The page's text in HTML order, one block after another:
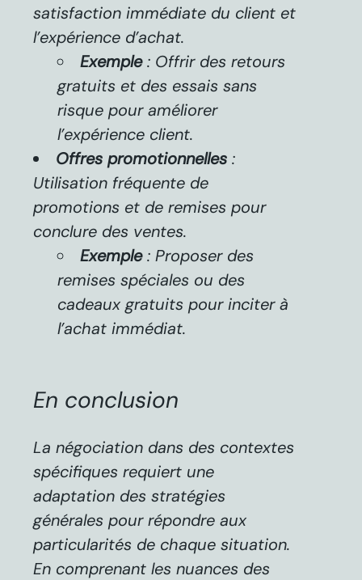
satisfaction immédiate du client et
l’expérience d’achat.
Exemple: Offrir des retours
gratuits et des essais sans
risque pour améliorer
l’expérience client.
Offres promotionnelles :
Utilisation fréquente de
promotions et de remises pour
conclure des ventes.
Exemple: Proposer des
remises spéciales ou des
cadeaux gratuits pour inciter à
l’achat immédiat.
En conclusion
La négociation dans des contextes
spécifiques requiert une
adaptation des stratégies
générales pour répondre aux
particularités de chaque situation.
En comprenant les nuances des